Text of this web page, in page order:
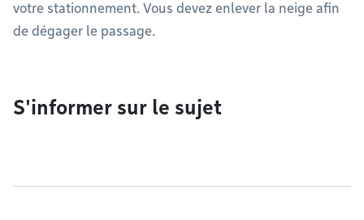
votre stationnement. Vous devez enlever la neige afin
de dégager le passage.
S'informer sur le sujet